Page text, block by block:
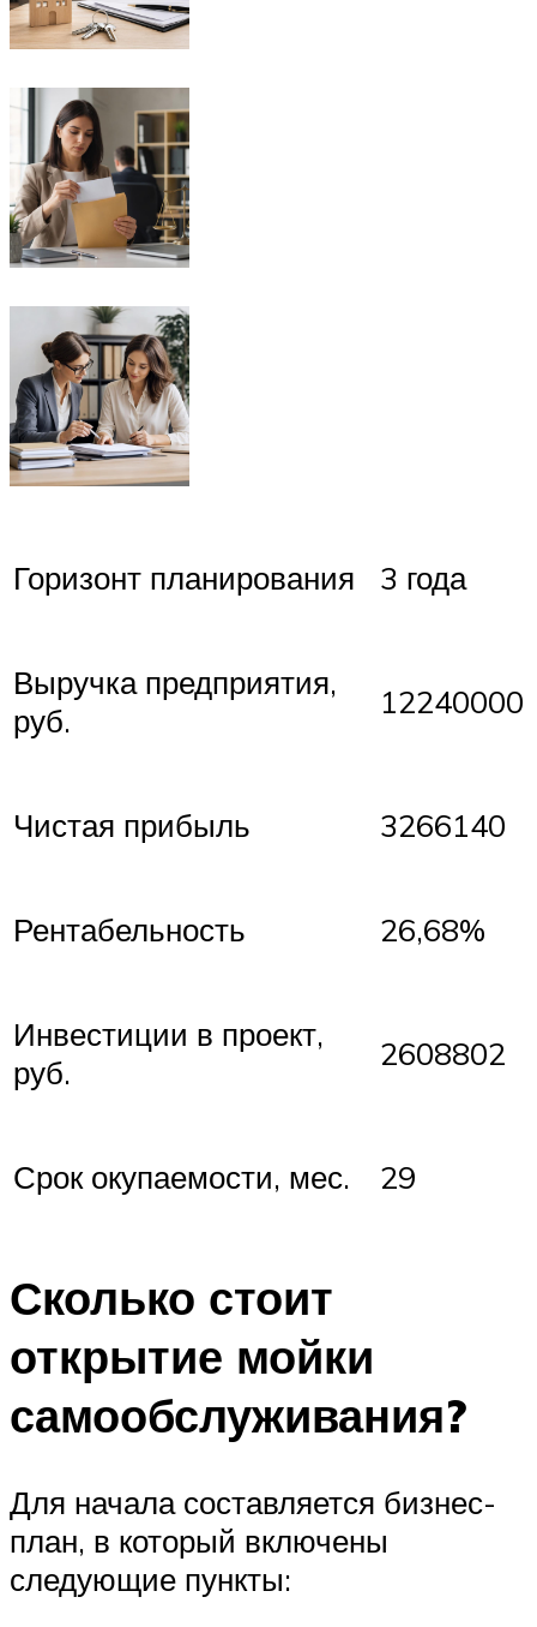
Горизонт планирования 3 года
Выручка предприятия,
руб.
12240000
Чистая прибыль 3266140
Рентабельность 26,68%
Инвестиции в проект,
руб.
2608802
Срок окупаемости, мес. 29
Сколько стоит
открытие мойки
самообслуживания?
Для начала составляется бизнес-
план, в который включены
следующие пункты: